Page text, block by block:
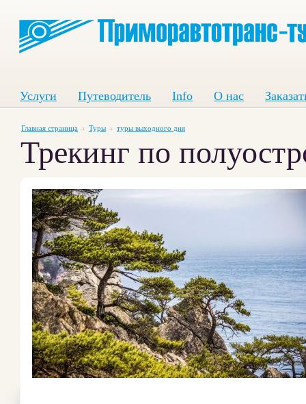
Услуги Путеводитель Info О нас
Главная страница Туры туры выходного дня
Трекинг по